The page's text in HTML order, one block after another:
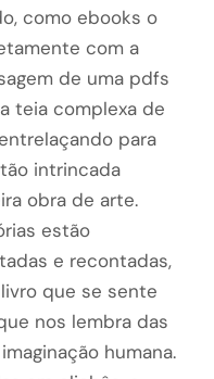
como ebooks o
com a
de uma pdfs
teia complexa de
para
intrincada
obra de arte.
estão
e recontadas,
que se sente
nos lembra das
humana.